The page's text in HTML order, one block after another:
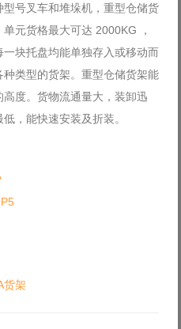
号叉车和堆垛机，重型仓储货
元货格最大可达 2000KG ，
块托盘均能单独存入或移动而
类型的货架。重型仓储货架能
度。货物流通量大，装卸迅
，能快速安装及折装。
货架